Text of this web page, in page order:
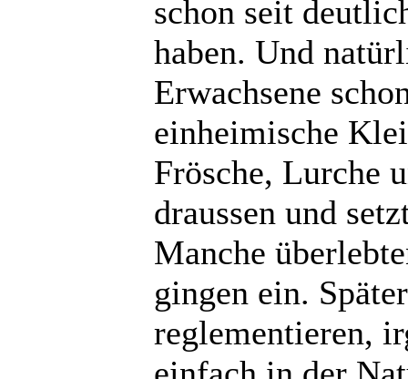
schon seit
haben. Und
Erwachsene
einheimische
Frösche, Lurche
draussen und
Manche
gingen ein.
reglementieren,